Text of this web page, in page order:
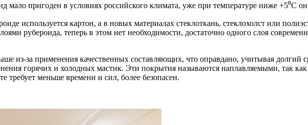
мало пригоден в условиях российского климата, уже при температуре ниже +5⁰С он
используется картон, а в новых материалах стеклоткань, стеклохолст или
рубероида, теперь в этом нет необходимости, достаточно одного слоя
из-за применения качественных составляющих, что оправдано, учитывая
горячих и холодных мастик. Эти покрытия называются наплавляемыми, так
требует меньше времени и сил, более безопасен.